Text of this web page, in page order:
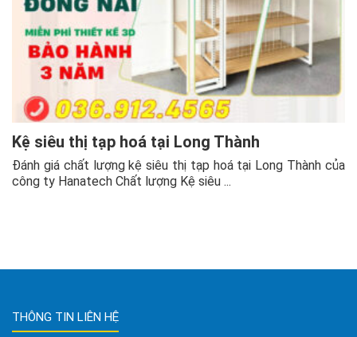
Kệ siêu thị tạp hoá tại Long Thành
Đánh giá chất lượng kệ siêu thị tạp hoá tại Long Thành của
công ty Hanatech Chất lượng Kệ siêu ...
THÔNG TIN LIÊN HỆ